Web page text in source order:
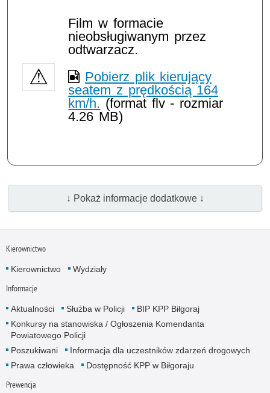
Film w formacie
nieobsługiwanym przez
odtwarzacz.
Pobierz plik kierujący
seatem z prędkością 164
km/h. (format flv - rozmiar
4.26 MB)
↓ Pokaż informacje dodatkowe ↓
Kierownictwo
Kierownictwo Wydziały
Informacje
Aktualności Służba w Policji
BIP KPP Biłgoraj
Konkursy na stanowiska / Ogłoszenia Komendanta
Powiatowego Policji
Poszukiwani
Informacja dla uczestników zdarzeń drogowych
Prawa człowieka
Dostępność KPP w Biłgoraju
Prewencja